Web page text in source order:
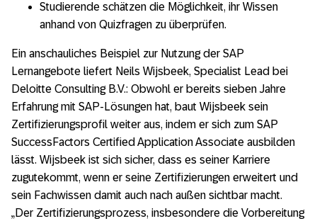
Studierende schätzen die Möglichkeit, ihr Wissen
anhand von Quizfragen zu überprüfen.
Ein anschauliches Beispiel zur Nutzung der SAP
Lernangebote liefert Neils Wijsbeek, Specialist Lead bei
Deloitte Consulting B.V.: Obwohl er bereits sieben Jahre
Erfahrung mit SAP-Lösungen hat, baut Wijsbeek sein
Zertifizierungsprofil weiter aus, indem er sich zum SAP
SuccessFactors Certified Application Associate ausbilden
lässt. Wijsbeek ist sich sicher, dass es seiner Karriere
zugutekommt, wenn er seine Zertifizierungen erweitert und
sein Fachwissen damit auch nach außen sichtbar macht.
„Der Zertifizierungsprozess, insbesondere die Vorbereitung